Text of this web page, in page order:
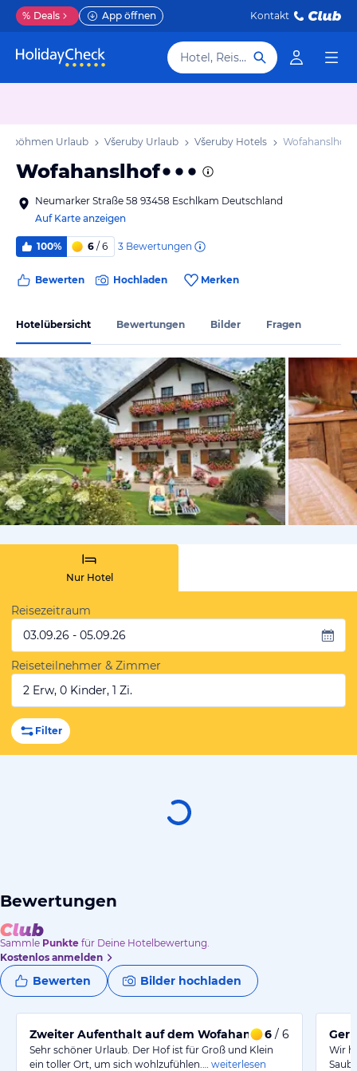
% Deals App öffnen Kontakt
Hotel, Reiseziel
Urlaub Všeruby Urlaub Všeruby Hotels Wofahanslhof
Wofahanslhof
Neumarker Straße 58 93458 Eschlkam Deutschland
Auf Karte anzeigen
100% 6 / 6 3 Bewertungen
Bewerten Hochladen Merken
Hotelübersicht Bewertungen Bilder Fragen
von
Nur Hotel
Reisezeitraum
03.09.26 - 05.09.26
Reiseteilnehmer & Zimmer
2 Erw, 0 Kinder, 1 Zi.
Filter
Bewertungen
Sammle Punkte für Deine Hotelbewertung.
Kostenlos anmelden
Bewerten Bilder hochladen
Zweiter Aufenthalt auf dem Wofahanslhof
6 / 6
Sehr schöner Urlaub. Der Hof ist für Groß und Klein
ein toller Ort, um sich wohlzufühlen.…
weiterlesen
Wir